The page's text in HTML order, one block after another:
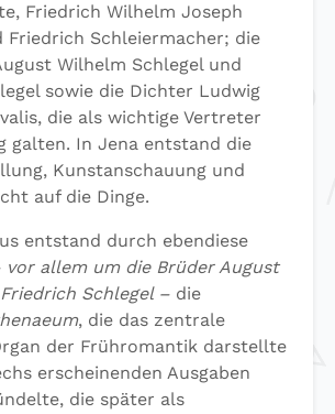
Friedrich Wilhelm Joseph
Friedrich Schleiermacher; die
Wilhelm Schlegel und
sowie die Dichter Ludwig
die als wichtige Vertreter
galten. In Jena entstand die
Kunstanschauung und
auf die Dinge.
entstand durch ebendiese
vor allem um die Brüder August
Schlegel – die
, die das zentrale
der Frühromantik darstellte
erscheinenden Ausgaben
die später als